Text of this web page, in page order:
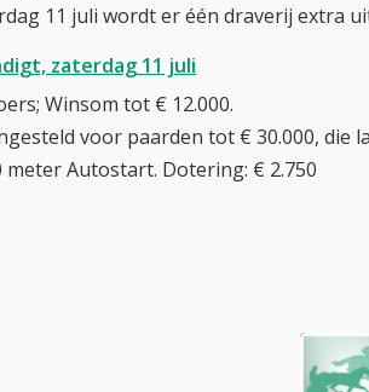
11 juli wordt er één draverij extra
zaterdag 11 juli
Winsom tot € 12.000.
voor paarden tot € 30.000, die
meter Autostart. Dotering: € 2.750